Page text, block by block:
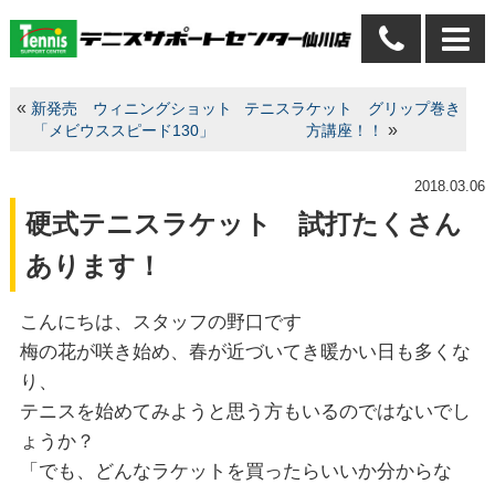
« 新発売 ウィニングショット
「メビウススピード130」
テニスラケット グリップ巻き
方講座！！
»
2018.03.06
硬式テニスラケット 試打たくさん
あります！
こんにちは、スタッフの野口です
梅の花が咲き始め、春が近づいてき暖かい日も多くな
り、
テニスを始めてみようと思う方もいるのではないでし
ょうか？
「でも、どんなラケットを買ったらいいか分からな